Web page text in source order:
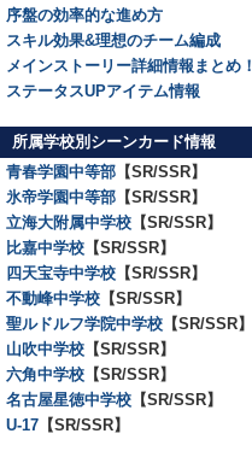
序盤の効率的な進め方
スキル効果&理想のチーム編成
メインストーリー詳細情報まとめ！
ステータスUPアイテム情報
所属学校別シーンカード情報
青春学園中等部 【SR/SSR】
氷帝学園中等部 【SR/SSR】
立海大附属中学校 【SR/SSR】
比嘉中学校 【SR/SSR】
四天宝寺中学校 【SR/SSR】
不動峰中学校 【SR/SSR】
聖ルドルフ学院中学校 【SR/SSR】
山吹中学校 【SR/SSR】
六角中学校 【SR/SSR】
名古屋星徳中学校 【SR/SSR】
U-17 【SR/SSR】